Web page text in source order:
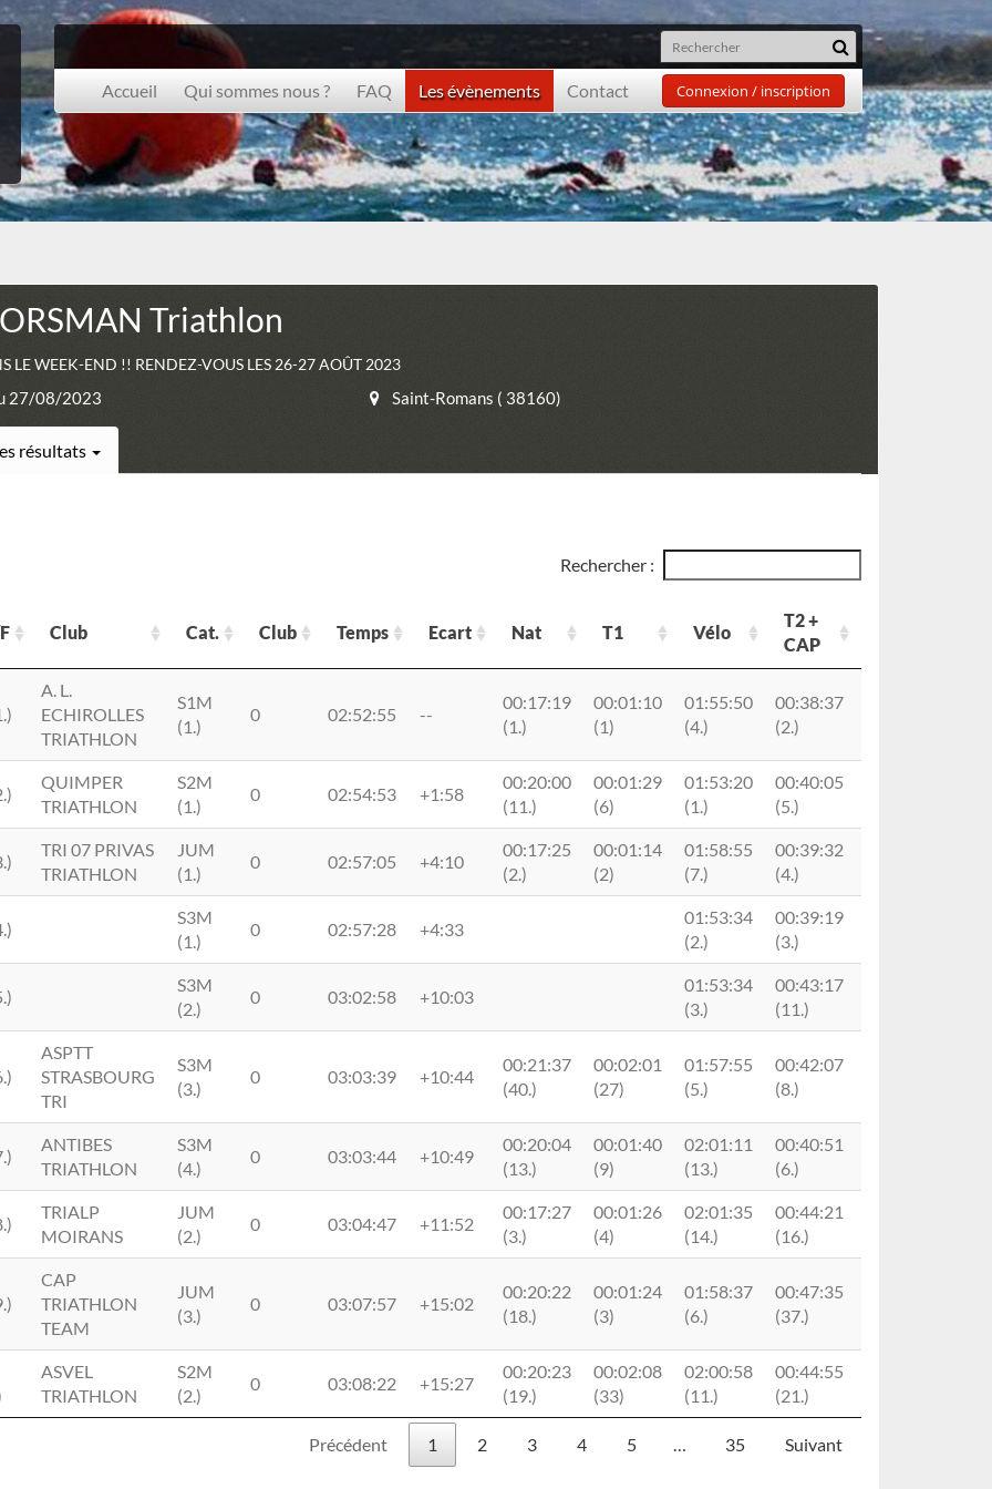
Accueil Qui sommes nous ? FAQ Les évènements Contact Connexion / inscription
Triathlon
LE WEEK-END !! RENDEZ-VOUS LES 26-27 AOÛT 2023
27/08/2023 Saint-Romans ( 38160)
résultats
Rechercher :
Club Cat. Club Temps Ecart Nat T1 Vélo
T2 +
CAP
Club
CAP
A. L.
ECHIROLLES
TRIATHLON
S1M
(1.)
0 02:52:55 --
00:17:19
(1.)
00:01:10
(1)
01:55:50
(4.)
00:38:37
(2.)
QUIMPER
TRIATHLON
S2M
(1.)
0 02:54:53 +1:58
00:20:00
(11.)
00:01:29
(6)
01:53:20
(1.)
00:40:05
(5.)
TRI 07 PRIVAS
TRIATHLON
JUM
(1.)
0 02:57:05 +4:10
00:17:25
(2.)
00:01:14
(2)
01:58:55
(7.)
00:39:32
(4.)
S3M
(1.)
0 02:57:28 +4:33
01:53:34
(2.)
00:39:19
(3.)
S3M
(2.)
0 03:02:58 +10:03
01:53:34
(3.)
00:43:17
(11.)
ASPTT
STRASBOURG
TRI
S3M
(3.)
0 03:03:39 +10:44
00:21:37
(40.)
00:02:01
(27)
01:57:55
(5.)
00:42:07
(8.)
ANTIBES
TRIATHLON
S3M
(4.)
0 03:03:44 +10:49
00:20:04
(13.)
00:01:40
(9)
02:01:11
(13.)
00:40:51
(6.)
TRIALP
MOIRANS
JUM
(2.)
0 03:04:47 +11:52
00:17:27
(3.)
00:01:26
(4)
02:01:35
(14.)
00:44:21
(16.)
CAP
TRIATHLON
TEAM
JUM
(3.)
0 03:07:57 +15:02
00:20:22
(18.)
00:01:24
(3)
01:58:37
(6.)
00:47:35
(37.)
ASVEL
TRIATHLON
S2M
(2.)
0 03:08:22 +15:27
00:20:23
(19.)
00:02:08
(33)
02:00:58
(11.)
00:44:55
(21.)
Précédent 1 2 3 4 5 35 Suivant